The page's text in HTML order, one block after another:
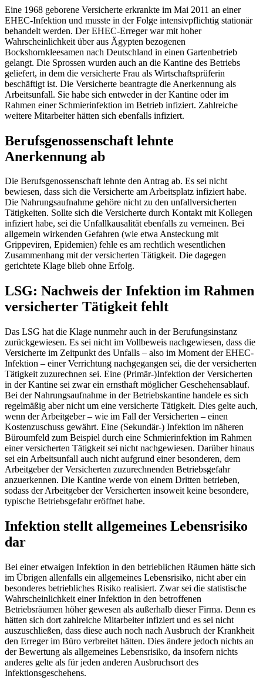
Eine 1968 geborene Versicherte erkrankte im Mai 2011 an einer
EHEC-Infektion und musste in der Folge intensivpflichtig stationär
behandelt werden. Der EHEC-Erreger war mit hoher
Wahrscheinlichkeit über aus Ägypten bezogenen
Bockshornkleesamen nach Deutschland in einen Gartenbetrieb
gelangt. Die Sprossen wurden auch an die Kantine des Betriebs
geliefert, in dem die versicherte Frau als Wirtschaftsprüferin
beschäftigt ist. Die Versicherte beantragte die Anerkennung als
Arbeitsunfall. Sie habe sich entweder in der Kantine oder im
Rahmen einer Schmierinfektion im Betrieb infiziert. Zahlreiche
weitere Mitarbeiter hätten sich ebenfalls infiziert.
Berufsgenossenschaft lehnte
Anerkennung ab
Die Berufsgenossenschaft lehnte den Antrag ab. Es sei nicht
bewiesen, dass sich die Versicherte am Arbeitsplatz infiziert habe.
Die Nahrungsaufnahme gehöre nicht zu den unfallversicherten
Tätigkeiten. Sollte sich die Versicherte durch Kontakt mit Kollegen
infiziert habe, sei die Unfallkausalität ebenfalls zu verneinen. Bei
allgemein wirkenden Gefahren (wie etwa Ansteckung mit
Grippeviren, Epidemien) fehle es am rechtlich wesentlichen
Zusammenhang mit der versicherten Tätigkeit. Die dagegen
gerichtete Klage blieb ohne Erfolg.
LSG: Nachweis der Infektion im Rahmen
versicherter Tätigkeit fehlt
Das LSG hat die Klage nunmehr auch in der Berufungsinstanz
zurückgewiesen. Es sei nicht im Vollbeweis nachgewiesen, dass die
Versicherte im Zeitpunkt des Unfalls – also im Moment der EHEC-
Infektion – einer Verrichtung nachgegangen sei, die der versicherten
Tätigkeit zuzurechnen sei. Eine (Primär-)Infektion der Versicherten
in der Kantine sei zwar ein ernsthaft möglicher Geschehensablauf.
Bei der Nahrungsaufnahme in der Betriebskantine handele es sich
regelmäßig aber nicht um eine versicherte Tätigkeit. Dies gelte auch,
wenn der Arbeitgeber – wie im Fall der Versicherten – einen
Kostenzuschuss gewährt. Eine (Sekundär-) Infektion im näheren
Büroumfeld zum Beispiel durch eine Schmierinfektion im Rahmen
einer versicherten Tätigkeit sei nicht nachgewiesen. Darüber hinaus
sei ein Arbeitsunfall auch nicht aufgrund einer besonderen, dem
Arbeitgeber der Versicherten zuzurechnenden Betriebsgefahr
anzuerkennen. Die Kantine werde von einem Dritten betrieben,
sodass der Arbeitgeber der Versicherten insoweit keine besondere,
typische Betriebsgefahr eröffnet habe.
Infektion stellt allgemeines Lebensrisiko
dar
Bei einer etwaigen Infektion in den betrieblichen Räumen hätte sich
im Übrigen allenfalls ein allgemeines Lebensrisiko, nicht aber ein
besonderes betriebliches Risiko realisiert. Zwar sei die statistische
Wahrscheinlichkeit einer Infektion in den betroffenen
Betriebsräumen höher gewesen als außerhalb dieser Firma. Denn es
hätten sich dort zahlreiche Mitarbeiter infiziert und es sei nicht
auszuschließen, dass diese auch noch nach Ausbruch der Krankheit
den Erreger im Büro verbreitet hätten. Dies ändere jedoch nichts an
der Bewertung als allgemeines Lebensrisiko, da insofern nichts
anderes gelte als für jeden anderen Ausbruchsort des
Infektionsgeschehens.